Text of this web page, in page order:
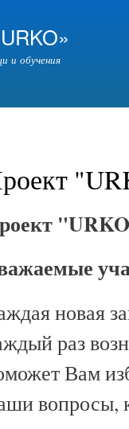
и обучения
новая
раз
Вам
вопросы,